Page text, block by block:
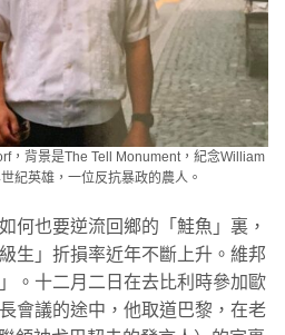
，背景是The Tell Monument，紀念William
紀英雄，一位反抗暴政的農人。
何也要逆流回鄉的「鮭魚」裏，
生」折損率近年不斷上升。維邦
。十二月二日在去比利時參加歐
會議的途中，他取道巴黎，在老